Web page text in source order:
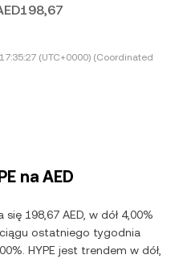
(UTC+0000) (Coordinated
na AED
198,67 AED, w dół 4,00%
ostatniego tygodnia
HYPE jest trendem w dół,